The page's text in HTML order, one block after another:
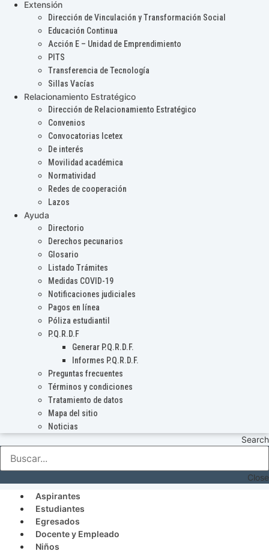
Extensión
Dirección de Vinculación y Transformación Social
Educación Continua
Acción E – Unidad de Emprendimiento
PITS
Transferencia de Tecnología
Sillas Vacías
Relacionamiento Estratégico
Dirección de Relacionamiento Estratégico
Convenios
Convocatorias Icetex
De interés
Movilidad académica
Normatividad
Redes de cooperación
Lazos
Ayuda
Directorio
Derechos pecunarios
Glosario
Listado Trámites
Medidas COVID-19
Notificaciones judiciales
Pagos en línea
Póliza estudiantil
P.Q.R.D.F
Generar P.Q.R.D.F.
Informes P.Q.R.D.F.
Preguntas frecuentes
Términos y condiciones
Tratamiento de datos
Mapa del sitio
Noticias
Search
Close
Aspirantes
Estudiantes
Egresados
Docente y Empleado
Niños